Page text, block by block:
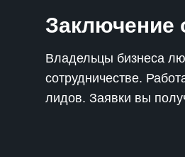
Заключение
Владельцы бизнеса
сотрудничестве.
лидов. Заявки вы